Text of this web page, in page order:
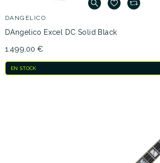
DANGELICO
DAngelico Excel DC Solid Black
1.499,00 €
EN STOCK